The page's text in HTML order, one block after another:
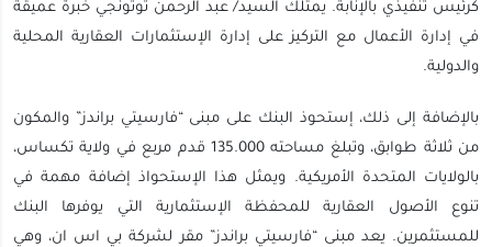
كرئيس تنفيذي بالإنابة. يمتلك السيد/ عبد الرحمن توتونجي خبرة عميقة
في إدارة الأعمال مع التركيز على إدارة الإستثمارات العقارية المحلية
والدولية.
بالإضافة إلى ذلك، إستحوذ البنك على مبنى “فارسيتي براندز” والمكون
من ثلاثة طوابق، وتبلغ مساحته 135.000 قدم مربع في ولاية تكساس،
بالولايات المتحدة الأمريكية. ويمثل هذا الإستحواذ إضافة مهمة في
تنوع الأصول العقارية للمحفظة الإستثمارية التي يوفرها البنك
للمستثمرين. يعد مبنى “فارسيتي براندز” مقر لشركة بي اس ان، وهي